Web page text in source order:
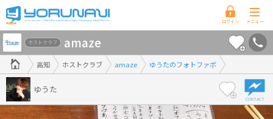
高
知
県
版
高知 ホストクラブ amaze ゆうたのフォトファボ
ホストクラブ amaze
ゆうた